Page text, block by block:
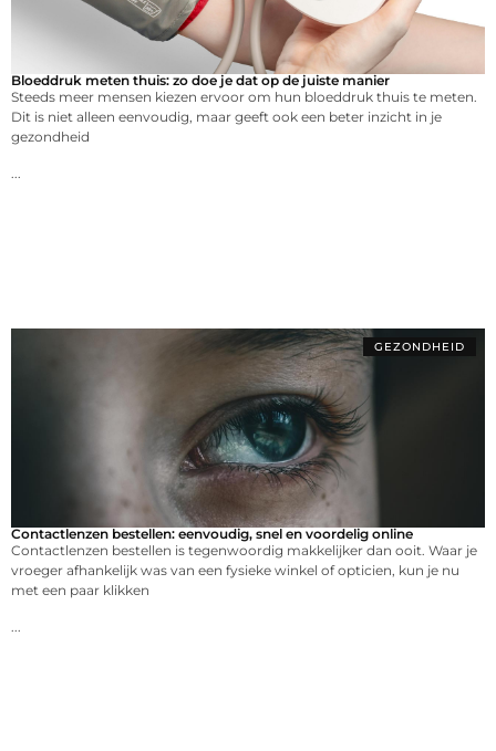
Bloeddruk meten thuis: zo doe je dat op de juiste manier
Steeds meer mensen kiezen ervoor om hun bloeddruk thuis te meten.
Dit is niet alleen eenvoudig, maar geeft ook een beter inzicht in je
gezondheid
GEZONDHEID
Contactlenzen bestellen: eenvoudig, snel en voordelig online
Contactlenzen bestellen is tegenwoordig makkelijker dan ooit. Waar je
vroeger afhankelijk was van een fysieke winkel of opticien, kun je nu
met een paar klikken